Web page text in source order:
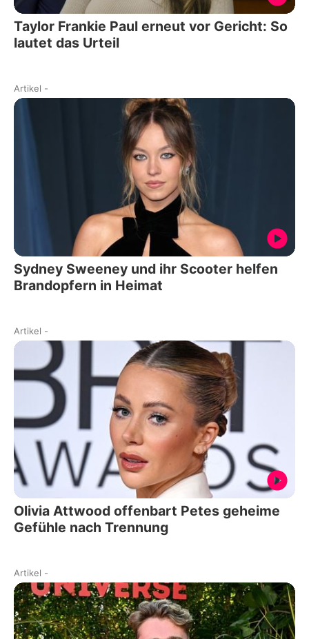
Taylor Frankie Paul erneut vor Gericht: So
lautet das Urteil
Artikel -
Sydney Sweeney und ihr Scooter helfen
Brandopfern in Heimat
Artikel -
Olivia Attwood offenbart Petes geheime
Gefühle nach Trennung
Artikel -